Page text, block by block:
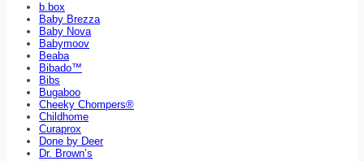
b.box
Baby Brezza
Baby Nova
Babymoov
Beaba
Bibado™
Bibs
Bugaboo
Cheeky Chompers®
Childhome
Curaprox
Done by Deer
Dr. Brown’s